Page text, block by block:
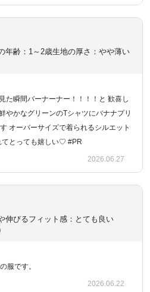
年齢：1～2歳生地の厚さ：やや薄い
た瞬間バーナーナー！！！！と 歓喜し
やかなグリーンのTシャツにバナナプリ
オーバーサイズで着られるシルエット
てとっても嬉しい♡ #PR
2026.06.27
伸びるフィット感：とても良い
服です。
2026.06.22